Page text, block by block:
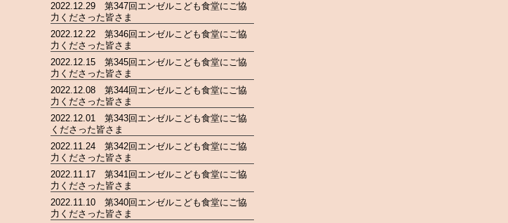
2022.12.29 第347回エンゼルこども食堂にご協
力くださった皆さま
2022.12.22 第346回エンゼルこども食堂にご協
力くださった皆さま
2022.12.15 第345回エンゼルこども食堂にご協
力くださった皆さま
2022.12.08 第344回エンゼルこども食堂にご協
力くださった皆さま
2022.12.01 第343回エンゼルこども食堂にご協
くださった皆さま
2022.11.24 第342回エンゼルこども食堂にご協
力くださった皆さま
2022.11.17 第341回エンゼルこども食堂にご協
力くださった皆さま
2022.11.10 第340回エンゼルこども食堂にご協
力くださった皆さま